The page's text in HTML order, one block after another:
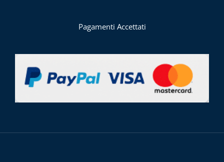
Pagamenti Accettati